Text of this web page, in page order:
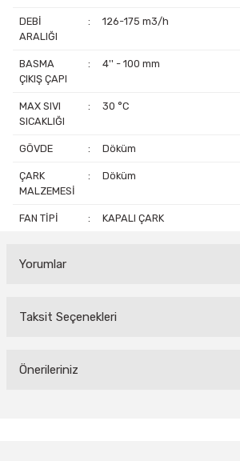
DEBİ
ARALIĞI
: 126-175 m3/h
BASMA
ÇIKIŞ ÇAPI
: 4'' - 100 mm
MAX SIVI
SICAKLIĞI
: 30 °C
GÖVDE : Döküm
ÇARK
MALZEMESİ
: Döküm
FAN TİPİ : KAPALI ÇARK
Yorumlar
Bu ürüne ilk yorumu siz
Taksit Seçenekleri
Önerileriniz